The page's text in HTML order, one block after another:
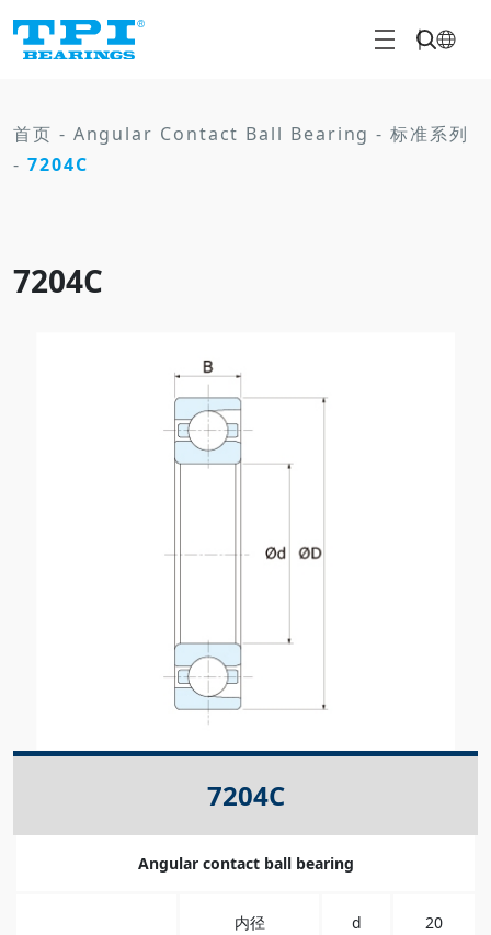
首页 - Angular Contact Ball Bearing -标准系列
- 7204C
7204C
7204C
Angular contact ball bearing
内径 d 20